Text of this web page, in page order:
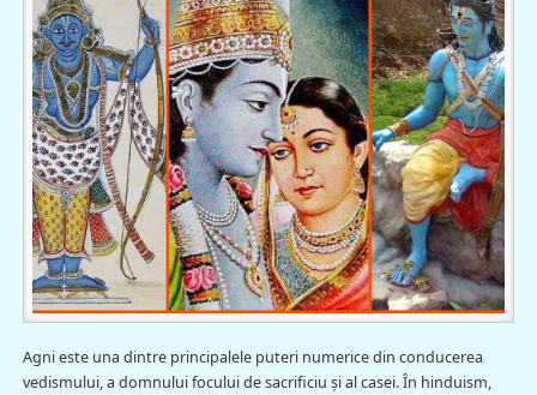
Agni este una dintre principalele puteri numerice din conducerea
vedismului, a domnului focului de sacrificiu și al casei. În hinduism,